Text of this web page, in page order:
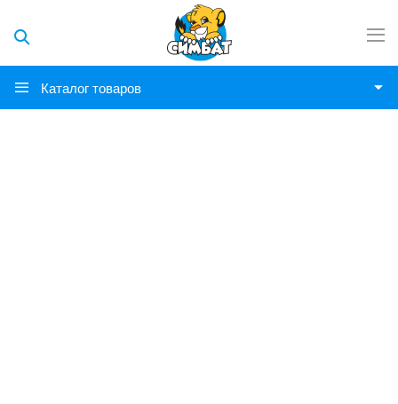
Каталог товаров